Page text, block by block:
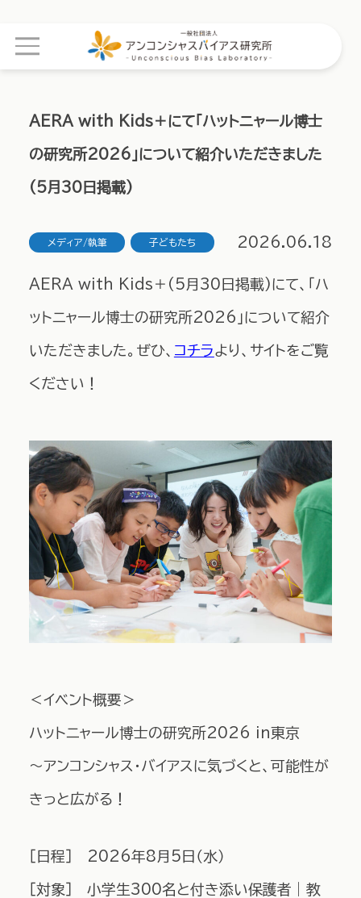
AERA with Kids＋にて「ハットニャール博士
の研究所2026」について紹介いただきました
(5月30日掲載)
メディア/執筆 子どもたち 2026.06.18
AERA with Kids＋(5月30日掲載)にて、「ハ
ットニャール博士の研究所2026」について紹介
いただきました。ぜひ、 コチラより、サイトをご覧
ください！
＜イベント概要＞
ハットニャール博士の研究所2026 in東京
～アンコンシャス・バイアスに気づくと、可能性が
きっと広がる！
［日程］ 2026年8月5日（水）
［対象］ 小学生300名と付き添い保護者｜教